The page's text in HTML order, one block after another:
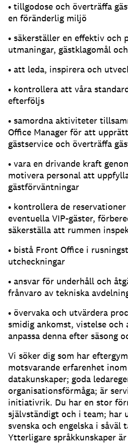
• tillgodose och överträffa
en föränderlig miljö
• säkerställer en effektiv och
utmaningar, gästklagomål
• att leda, inspirera och
• kontrollera att våra
efterföljs
• samordna aktiviteter
Office Manager för att
gästservice och överträffa
• vara en drivande kraft
motivera personal att
gästförväntningar
• kontrollera de
eventuella VIP-gäster,
säkerställa att rummen
• bistå Front Office i
utcheckningar
• ansvar för underhåll och
frånvaro av tekniska
• övervaka och utvärdera
smidig ankomst, vistelse och
anpassa denna efter säsong
Vi söker dig som har
motsvarande erfarenhet
datakunskaper; goda
organisationsförmåga; är
initiativrik. Du har en stor
självständigt och i team; har
svenska och engelska i såväl
Ytterligare språkkunskaper